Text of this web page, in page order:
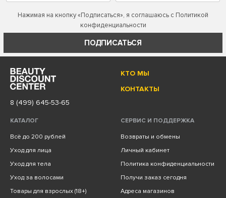
Нажимая на кнопку «Подписаться», я соглашаюсь с Политикой
конфиденциальности
ПОДПИСАТЬСЯ
КТО МЫ
КОНТАКТЫ
8 (499) 645-53-65
КАТАЛОГ
Всё до 200 рублей
Уход для лица
Уход для тела
Уход за волосами
Товары для взрослых (18+)
СЕРВИС И ПОДДЕРЖКА
Возвраты и обмены
Личный кабинет
Политика конфиденциальности
Получи заказ сегодня
Адреса магазинов